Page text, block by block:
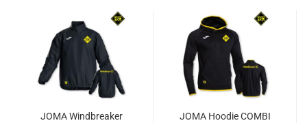
JOMA Windbreaker
JOMA Hoodie COMBI